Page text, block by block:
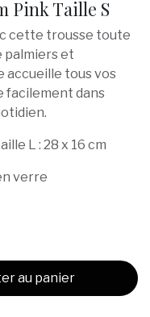
Pink Taille S
cette trousse toute
palmiers et
accueille tous vos
facilement dans
L : 28 x 16 cm
verre
au panier